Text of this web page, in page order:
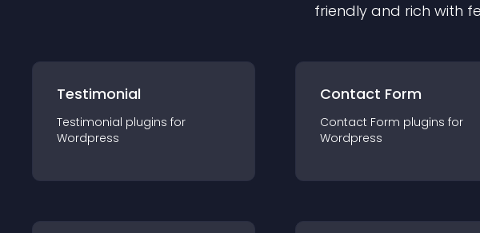
friendly and rich with
Testimonial
Testimonial plugins for
Wordpress
Contact Form
Contact Form plugins for
Wordpress